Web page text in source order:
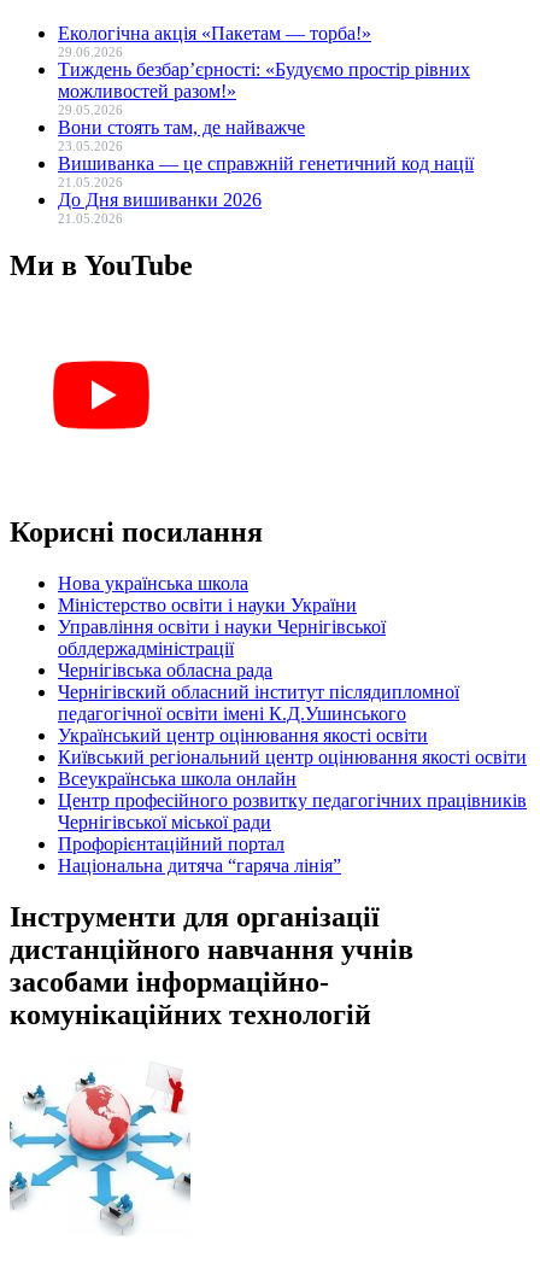
Екологічна акція «Пакетам — торба!»
29.06.2026
Тиждень безбар’єрності: «Будуємо простір рівних
можливостей разом!»
29.05.2026
Вони стоять там, де найважче
23.05.2026
Вишиванка — це справжній генетичний код нації
21.05.2026
До Дня вишиванки 2026
21.05.2026
Ми в YouTube
Корисні посилання
Нова українська школа
Міністерство освіти і науки України
Управління освіти і науки Чернігівської
облдержадміністрації
Чернігівська обласна рада
Чернігівский обласний інститут післядипломної
педагогічної освіти імені К.Д.Ушинського
Український центр оцінювання якості освіти
Київський регіональний центр оцінювання якості освіти
Всеукраїнська школа онлайн
Центр професійного розвитку педагогічних працівників
Чернігівської міської ради
Профорієнтаційний портал
Національна дитяча “гаряча лінія”
Інструменти для організації
дистанційного навчання учнів
засобами інформаційно-
комунікаційних технологій